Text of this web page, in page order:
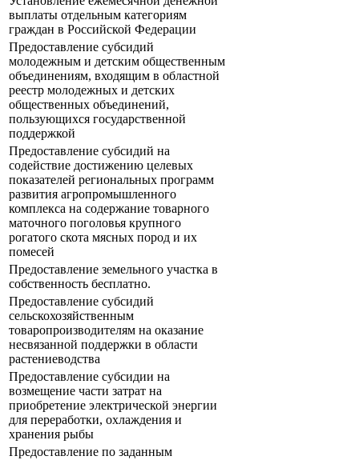
выплаты отдельным категориям
граждан в Российской Федерации
Предоставление субсидий
молодежным и детским общественным
объединениям, входящим в областной
реестр молодежных и детских
общественных объединений,
пользующихся государственной
поддержкой
Предоставление субсидий на
содействие достижению целевых
показателей региональных программ
развития агропромышленного
комплекса на содержание товарного
маточного поголовья крупного
рогатого скота мясных пород и их
помесей
Предоставление земельного участка в
собственность бесплатно.
Предоставление субсидий
сельскохозяйственным
товаропроизводителям на оказание
несвязанной поддержки в области
растениеводства
Предоставление субсидии на
возмещение части затрат на
приобретение электрической энергии
для переработки, охлаждения и
хранения рыбы
Предоставление по заданным